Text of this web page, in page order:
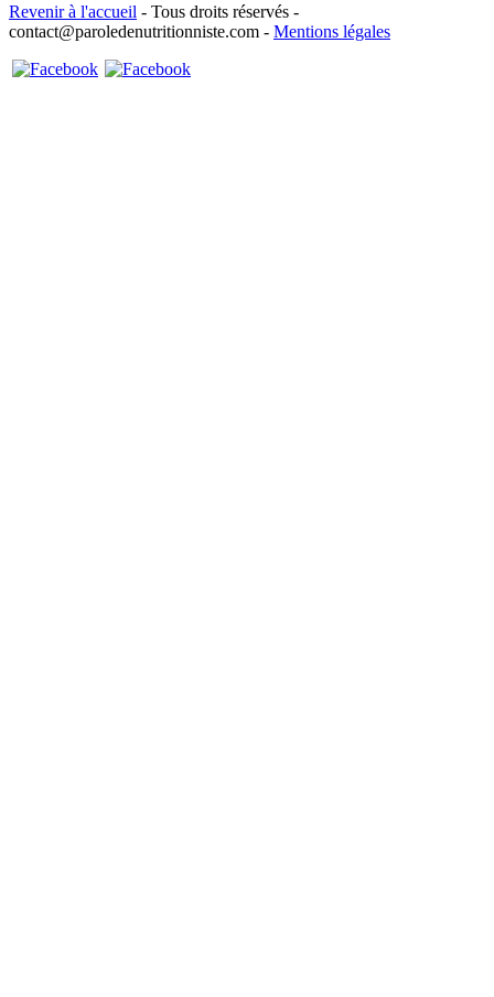
Revenir à l'accueil - Tous droits réservés -
contact@paroledenutritionniste.com - Mentions légales